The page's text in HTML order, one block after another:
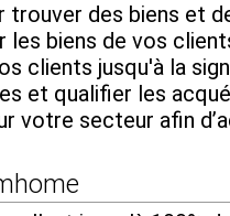
trouver des biens et
les biens de vos
clients jusqu'à la
et qualifier les
votre secteur afin